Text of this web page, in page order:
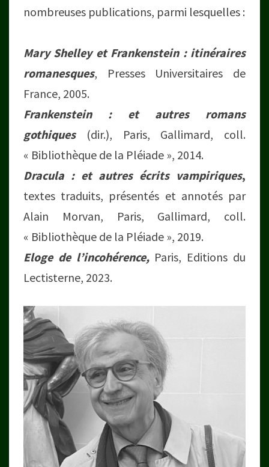
nombreuses publications, parmi lesquelles :
Mary Shelley et Frankenstein : itinéraires
romanesques, Presses Universitaires de
France, 2005.
Frankenstein : et autres romans
gothiques
(dir.), Paris, Gallimard, coll.
« Bibliothèque de la Pléiade », 2014.
Dracula : et autres écrits vampiriques,
textes traduits, présentés et annotés par
Alain Morvan, Paris, Gallimard, coll.
« Bibliothèque de la Pléiade », 2019.
Eloge de l’incohérence, Paris, Editions du
Lectisterne, 2023.